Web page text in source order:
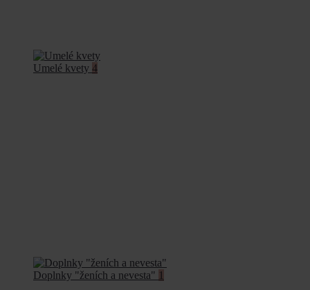
Umelé kvety 4
Doplnky "ženích a nevesta" 1